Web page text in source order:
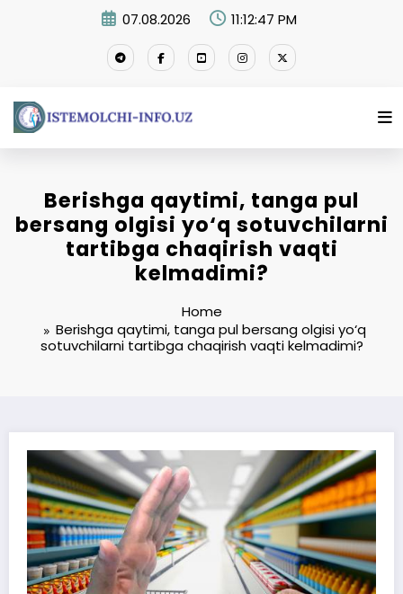
07.08.2026 11:12:48 PM
Berishga qaytimi, tanga pul
bersang olgisi yo‘q sotuvchilarni
tartibga chaqirish vaqti
kelmadimi?
Home
Berishga qaytimi, tanga pul bersang olgisi yo‘q
sotuvchilarni tartibga chaqirish vaqti kelmadimi?